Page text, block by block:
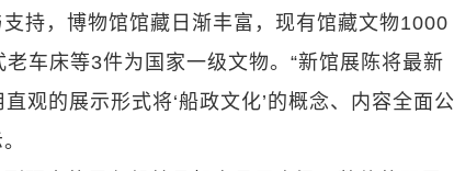
持，博物馆馆藏日渐丰富，现有馆藏文物1000
车床等3件为国家一级文物。“新馆展陈将最新
观的展示形式将‘船政文化’的概念、内容全面公